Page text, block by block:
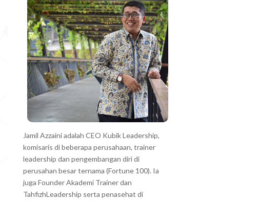
Jamil Azzaini adalah CEO Kubik Leadership,
komisaris di beberapa perusahaan, trainer
leadership dan pengembangan diri di
perusahan besar ternama (Fortune 100). Ia
juga Founder Akademi Trainer dan
TahfizhLeadership serta penasehat di